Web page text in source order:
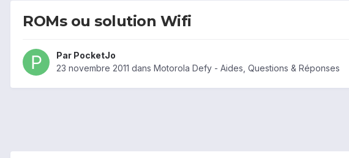
ROMs ou solution Wifi
Par PocketJo
23 novembre 2011 dans Motorola Defy - Aides, Questions & Réponses